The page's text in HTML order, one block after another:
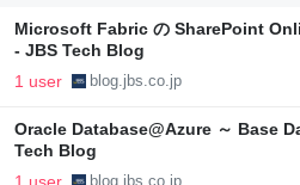
Microsoft Fabric の SharePoint
- JBS Tech Blog
1 user blog.jbs.co.jp
Oracle Database@Azure ～ Base
Tech Blog
blog.jbs.co.jp